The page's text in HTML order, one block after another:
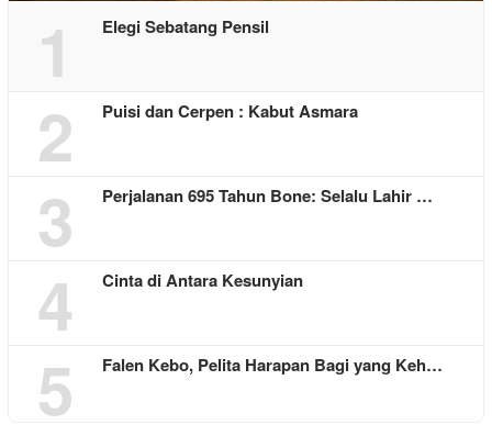
1 Elegi Sebatang Pensil
2 Puisi dan Cerpen : Kabut Asmara
3 Perjalanan 695 Tahun Bone: Selalu Lahir …
4 Cinta di Antara Kesunyian
5 Falen Kebo, Pelita Harapan Bagi yang Keh…